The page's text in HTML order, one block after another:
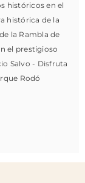
históricos en el
histórica de la
la Rambla de
el prestigioso
Salvo - Disfruta
Rodó